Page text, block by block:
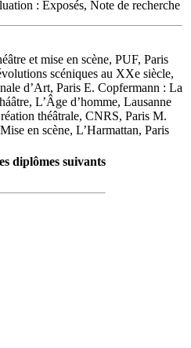
: Exposés, Note de recherche
et mise en scène, PUF, Paris
scéniques au XXe siècle,
d’Art, Paris E. Copfermann : La
L’Âge d’homme, Lausanne
théâtrale, CNRS, Paris M.
en scène, L’Harmattan, Paris
diplômes suivants